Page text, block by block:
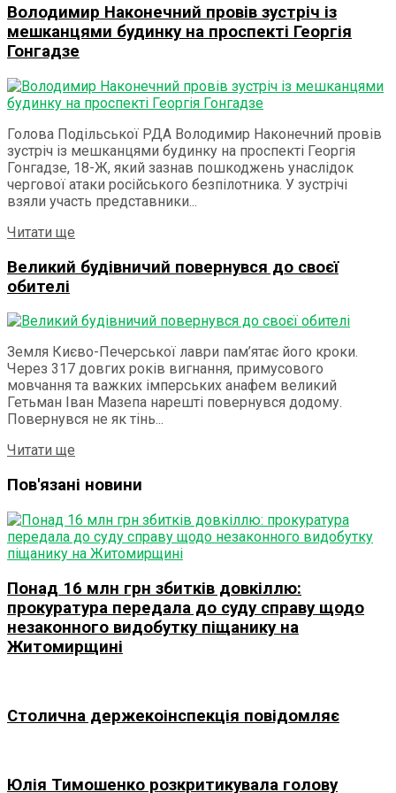
Володимир Наконечний провів зустріч із
мешканцями будинку на проспекті Георгія
Гонгадзе
Голова Подільської РДА Володимир Наконечний провів
зустріч із мешканцями будинку на проспекті Георгія
Гонгадзе, 18-Ж, який зазнав пошкоджень унаслідок
чергової атаки російського безпілотника. У зустрічі
взяли участь представники...
Читати ще
Великий будівничий повернувся до своєї
обителі
Земля Києво-Печерської лаври пам’ятає його кроки.
Через 317 довгих років вигнання, примусового
мовчання та важких імперських анафем великий
Гетьман Іван Мазепа нарешті повернувся додому.
Повернувся не як тінь...
Читати ще
Пов'язані новини
Понад 16 млн грн збитків довкіллю:
прокуратура передала до суду справу щодо
незаконного видобутку піщанику на
Житомирщині
Столична держекоінспекція повідомляє
Юлія Тимошенко розкритикувала голову